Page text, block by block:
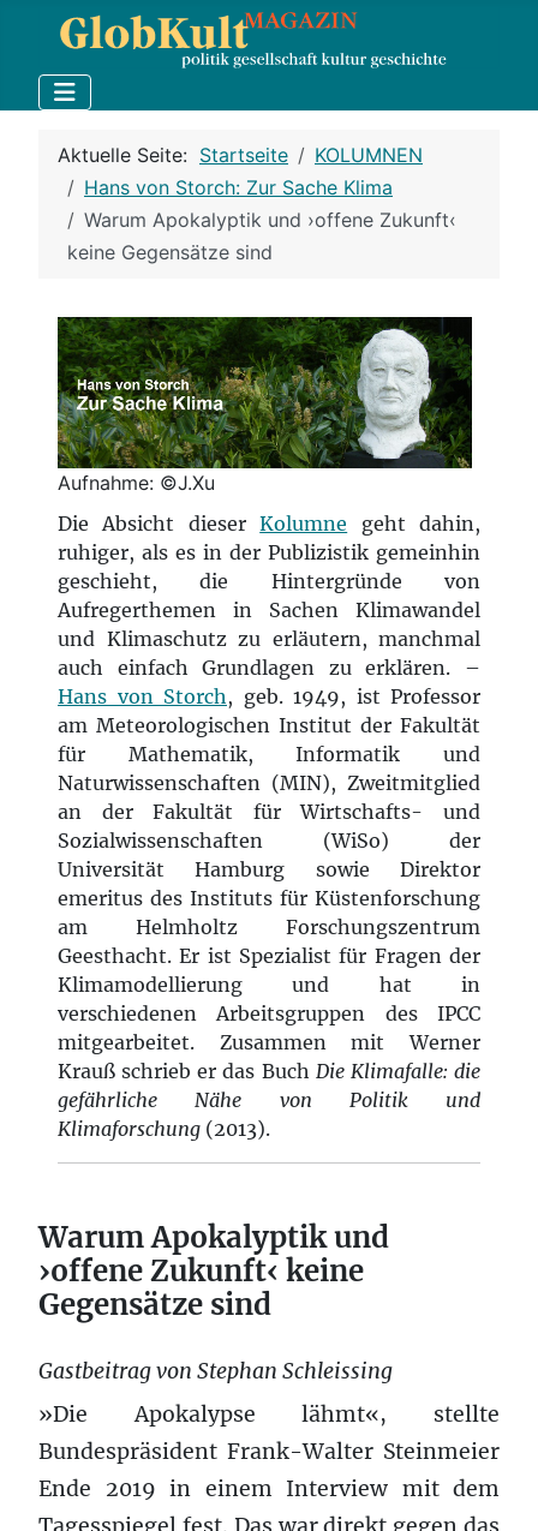
Aktuelle Seite: Startseite
KOLUMNEN
Hans von Storch: Zur Sache Klima
Warum Apokalyptik und ›offene Zukunft‹
keine Gegensätze sind
Aufnahme: ©J.Xu
Die Absicht dieserKolumne geht dahin,
ruhiger, als es in der Publizistik gemeinhin
geschieht, die Hintergründe von
Aufregerthemen in Sachen Klimawandel
und Klimaschutz zu erläutern, manchmal
auch einfach Grundlagen zu erklären. –
Hans von Storch, geb. 1949, ist Professor
am Meteorologischen Institut der Fakultät
für Mathematik, Informatik und
Naturwissenschaften (MIN), Zweitmitglied
an der Fakultät für Wirtschafts- und
Sozialwissenschaften (WiSo) der
Universität Hamburg sowie Direktor
emeritus des Instituts für Küstenforschung
am Helmholtz Forschungszentrum
Geesthacht. Er ist Spezialist für Fragen der
Klimamodellierung und hat in
verschiedenen Arbeitsgruppen des IPCC
mitgearbeitet. Zusammen mit Werner
Krauß schrieb er das Buch Die Klimafalle: die
gefährliche Nähe von Politik und
Klimaforschung (2013).
Warum Apokalyptik und
›offene Zukunft‹ keine
Gegensätze sind
Gastbeitrag von Stephan Schleissing
»Die Apokalypse lähmt«, stellte
Bundespräsident Frank-Walter Steinmeier
Ende 2019 in einem Interview mit dem